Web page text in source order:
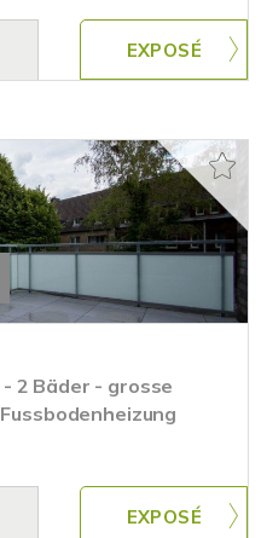
2 Bäder - grosse